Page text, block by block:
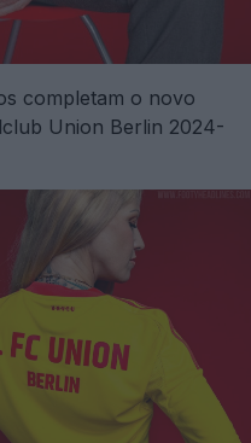
completam o novo
Union Berlin 2024-